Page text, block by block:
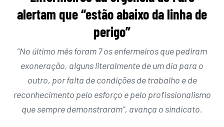
alertam que “estão abaixo da linha de
perigo”
“No último mês foram 7 os enfermeiros que pediram
exoneração, alguns literalmente de um dia para o
outro, por falta de condições de trabalho e de
reconhecimento pelo esforço e pelo profissionalismo
que sempre demonstraram”, avança o sindicato.